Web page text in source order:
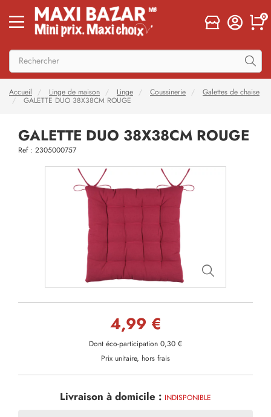
0
Accueil Linge de maison Linge Coussinerie
Galettes de chaise
GALETTE DUO 38X38CM ROUGE
GALETTE DUO 38X38CM ROUGE
Ref : 2305000757
4,99 €
Dont éco-participation 0,30 €
Prix unitaire, hors frais
Livraison à domicile : INDISPONIBLE